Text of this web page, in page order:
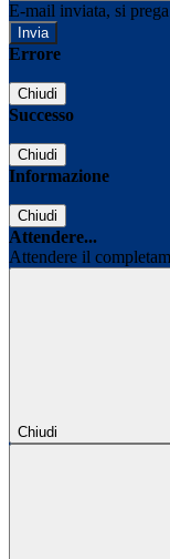
E-mail inviata, si
Errore
Chiudi
Successo
Chiudi
Informazione
Chiudi
Attendere...
Attendere il
Chiudi